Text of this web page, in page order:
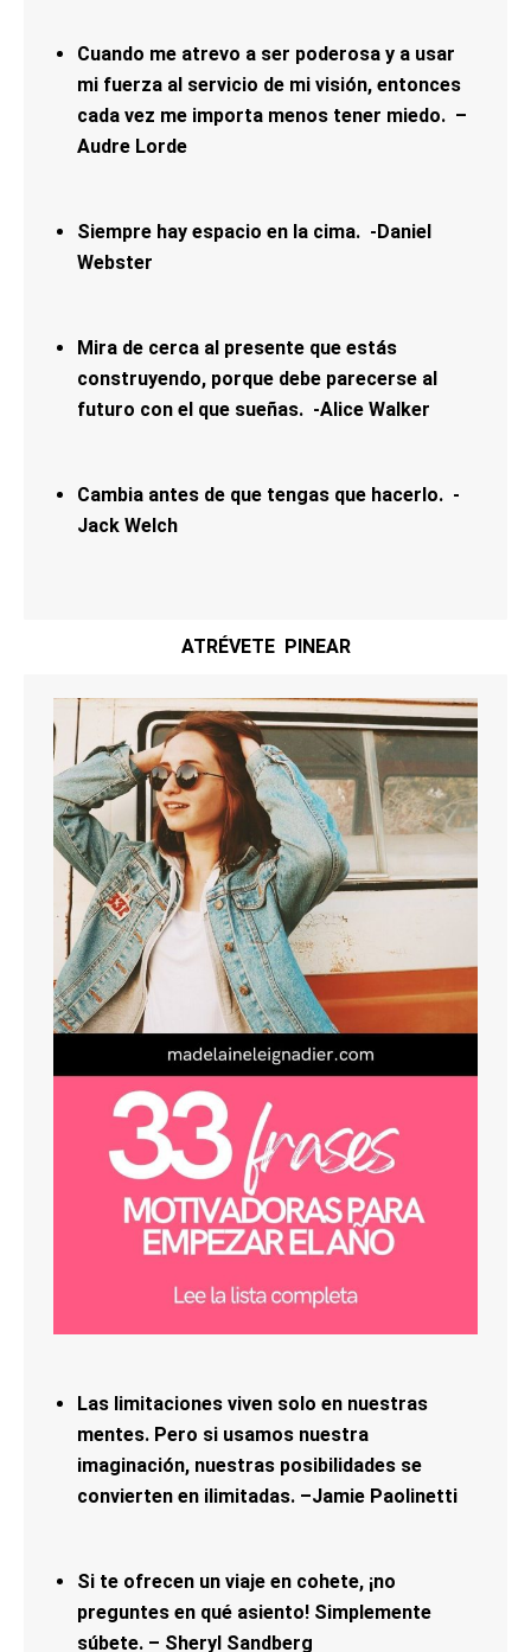
Cuando me atrevo a ser poderosa y a usar
mi fuerza al servicio de mi visión, entonces
cada vez me importa menos tener miedo. –
Audre Lorde
Siempre hay espacio en la cima. -Daniel
Webster
Mira de cerca al presente que estás
construyendo, porque debe parecerse al
futuro con el que sueñas. -Alice Walker
Cambia antes de que tengas que hacerlo. -
Jack Welch
ATRÉVETE PINEAR
Las limitaciones viven solo en nuestras
mentes. Pero si usamos nuestra
imaginación, nuestras posibilidades se
convierten en ilimitadas. –Jamie Paolinetti
Si te ofrecen un viaje en cohete, ¡no
preguntes en qué asiento! Simplemente
súbete. – Sheryl Sandberg